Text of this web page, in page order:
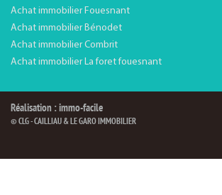
Achat immobilier Fouesnant
Achat immobilier Bénodet
Achat immobilier Combrit
Achat immobilier La foret fouesnant
Réalisation : immo-facile
© CLG - CAILLIAU & LE GARO IMMOBILIER